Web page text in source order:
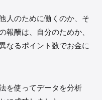
人のために働くのか、そ
報酬は、自分のためか、
なるポイント数でお金に
を使ってデータを分析